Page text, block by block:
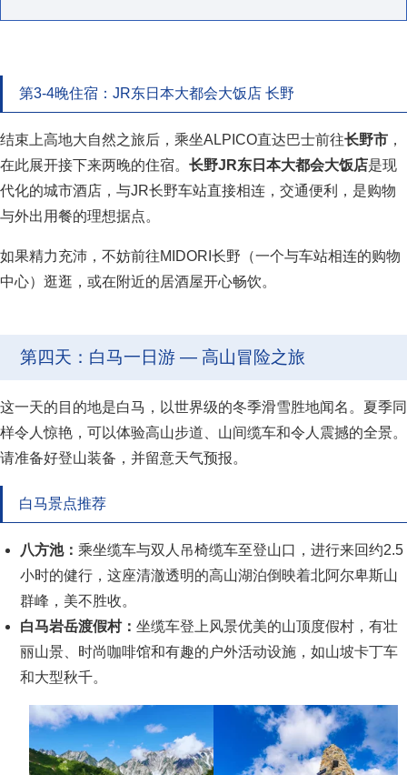
第3-4晚住宿：JR东日本大都会大饭店 长野
结束上高地大自然之旅后，乘坐ALPICO直达巴士前往长野市 ，
在此展开接下来两晚的住宿。 长野JR东日本大都会大饭店是现
代化的城市酒店，与JR长野车站直接相连，交通便利，是购物
与外出用餐的理想据点。
如果精力充沛，不妨前往MIDORI 长野（一个与车站相连的购物
中心）逛逛，或在附近的居酒屋开心畅饮。
第四天：白马一日游 — 高山冒险之旅
这一天的目的地是白马，以世界级的冬季滑雪胜地闻名。夏季同
样令人惊艳，可以体验高山步道、山间缆车和令人震撼的全景。
请准备好登山装备，并留意天气预报。
白马景点推荐
八方池：乘坐缆车与双人吊椅缆车至登山口，进行来回约2.5
小时的健行，这座清澈透明的高山湖泊倒映着北阿尔卑斯山
群峰，美不胜收。
白马岩岳渡假村：坐缆车登上风景优美的山顶度假村，有壮
丽山景、时尚咖啡馆和有趣的户外活动设施，如山坡卡丁车
和大型秋千。